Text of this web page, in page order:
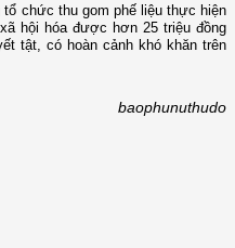
tổ chức thu gom phế liệu thực hiện
hội hóa được hơn 25 triệu đồng
tật, có hoàn cảnh khó khăn trên
baophunuthudo